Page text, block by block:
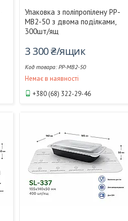
Упаковка з поліпропілену РР-
МВ2-50 з двома поділками,
300шт/ящ
3 300 ₴/ящик
РР-МВ2-50
Немає в наявності
+380 (68) 322-29-46